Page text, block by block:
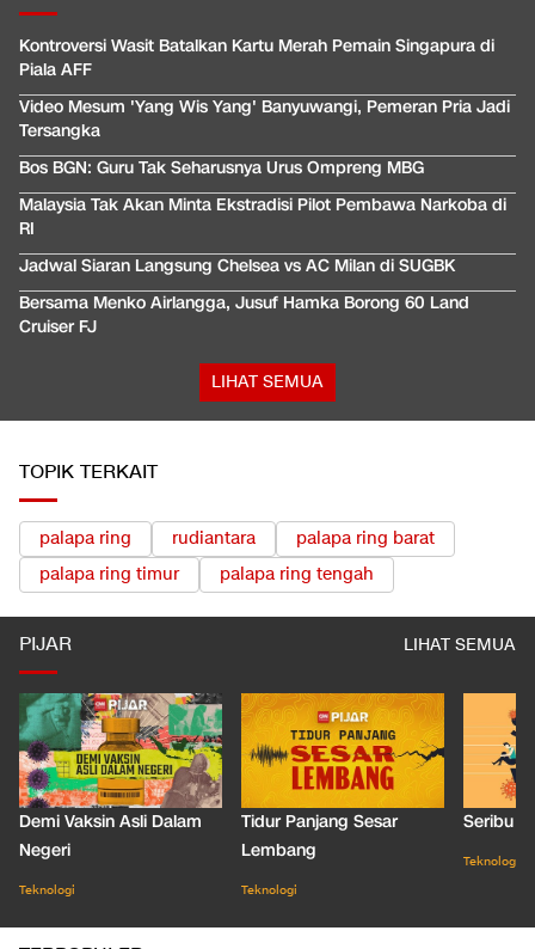
Kontroversi Wasit Batalkan Kartu Merah Pemain Singapura di
Piala AFF
Video Mesum 'Yang Wis Yang' Banyuwangi, Pemeran Pria Jadi
Tersangka
Bos BGN: Guru Tak Seharusnya Urus Ompreng MBG
Malaysia Tak Akan Minta Ekstradisi Pilot Pembawa Narkoba di
RI
Jadwal Siaran Langsung Chelsea vs AC Milan di SUGBK
Bersama Menko Airlangga, Jusuf Hamka Borong 60 Land
Cruiser FJ
LIHAT SEMUA
TOPIK TERKAIT
palapa ring rudiantara
palapa ring barat
palapa ring timur
palapa ring tengah
PIJAR LIHAT SEMUA
Demi Vaksin Asli Dalam
Negeri
Teknologi
Tidur Panjang Sesar
Lembang
Teknologi
Seribu
Teknologi